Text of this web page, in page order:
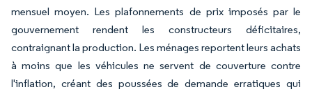
mensuel moyen. Les plafonnements de prix imposés par le
gouvernement rendent les constructeurs déficitaires,
contraignant la production. Les ménages reportent leurs achats
à moins que les véhicules ne servent de couverture contre
l'inflation, créant des poussées de demande erratiques qui